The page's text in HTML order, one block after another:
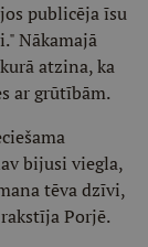
publicēja īsu
Nākamajā
atzina, ka
ar grūtībām.
bijusi viegla,
tēva dzīvi,
Porjē.